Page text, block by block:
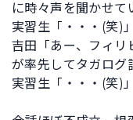
に時々声を聞かせて
実習生「・・・(笑)」
吉田「あー、フィリ
が率先してタガログ
実習生「・・・(笑)」